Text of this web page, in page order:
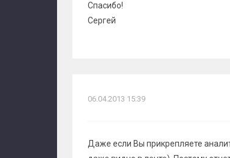
Спасибо!
Сергей
06.04.2013 15:39
Даже если Вы прикрепляете